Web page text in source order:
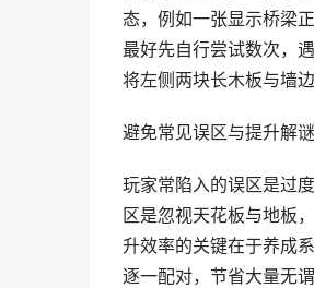
态，例如一张显示桥梁
最好先自行尝试数次，
将左侧两块长木板与墙
避免常见误区与提升解
玩家常陷入的误区是过
区是忽视天花板与地板
升效率的关键在于养成
逐一配对，节省大量无谓